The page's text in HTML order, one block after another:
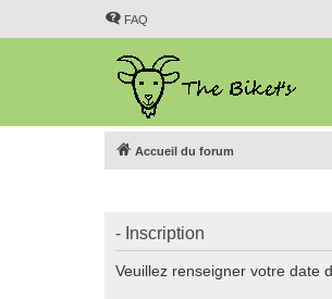
FAQ
Accueil du forum
- Inscription
Veuillez renseigner votre date